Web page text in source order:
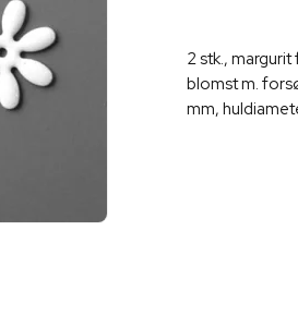
2 stk.,
blomst m.
mm,